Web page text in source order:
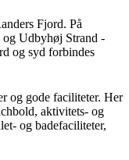
Fjord. På
Udbyhøj Strand -
og syd forbindes
og gode faciliteter. Her
aktivitets- og
og badefaciliteter,